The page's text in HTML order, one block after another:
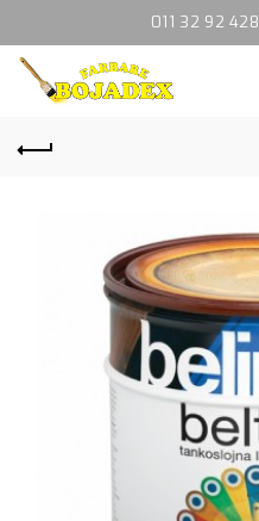
011 32 92 428